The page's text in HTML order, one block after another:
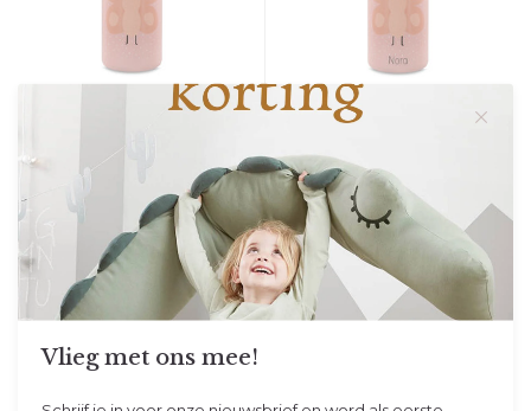
Deze lieve drinkflessen...
Op voorraad
Vandaag verzonden
Studio Balune
Gepersonaliseerde Trixie
Butterfly
Deze lieve Trixie drink...
Op voorraad
Vandaag verzonden
26,95
Vlieg met ons mee!